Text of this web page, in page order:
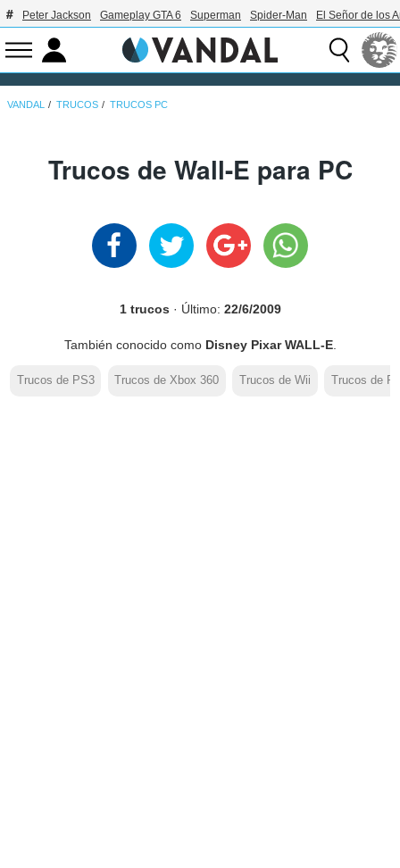
Peter Jackson Gameplay GTA 6 Superman Spider-Man El Señor de los
VANDAL TRUCOS TRUCOS PC
Trucos de Wall-E para PC
1 trucos · Último: 22/6/2009
También conocido como Disney Pixar WALL-E.
Trucos de PS3 Trucos de Xbox 360 Trucos de Wii Trucos de